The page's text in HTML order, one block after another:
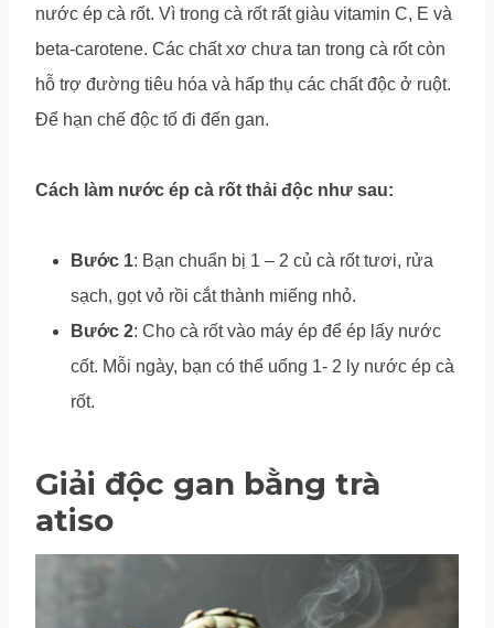
nước ép cà rốt. Vì trong cà rốt rất giàu vitamin C, E và
beta-carotene. Các chất xơ chưa tan trong cà rốt còn
hỗ trợ đường tiêu hóa và hấp thụ các chất độc ở ruột.
Để hạn chế độc tố đi đến gan.
Cách làm nước ép cà rốt thải độc như sau:
Bước 1: Bạn chuẩn bị 1 – 2 củ cà rốt tươi, rửa
sạch, gọt vỏ rồi cắt thành miếng nhỏ.
Bước 2: Cho cà rốt vào máy ép để ép lấy nước
cốt. Mỗi ngày, bạn có thể uống 1- 2 ly nước ép cà
rốt.
Giải độc gan bằng trà
atiso